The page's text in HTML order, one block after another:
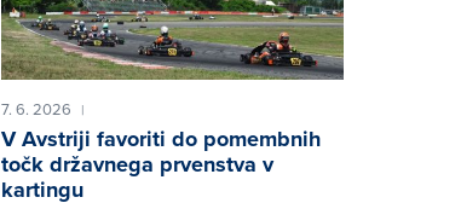
7. 6. 2026 |
V Avstriji favoriti do pomembnih
točk državnega prvenstva v
kartingu